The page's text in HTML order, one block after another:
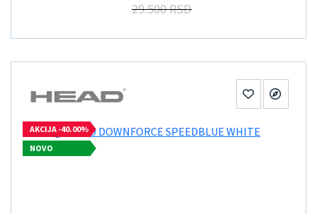
29.500 RSD
AKCIJA -40.00%
NOVO